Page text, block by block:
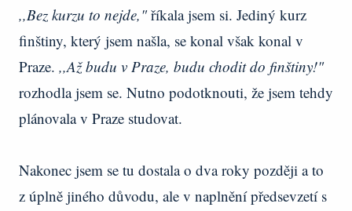
,,Bez kurzu to nejde,"říkala jsem si. Jediný kurz
finštiny, který jsem našla, se konal však konal v
Praze. ,,Až budu v Praze, budu chodit do finštiny!"
rozhodla jsem se. Nutno podotknouti, že jsem tehdy
plánovala v Praze studovat.
Nakonec jsem se tu dostala o dva roky později a to
z úplně jiného důvodu, ale v naplnění předsevzetí s